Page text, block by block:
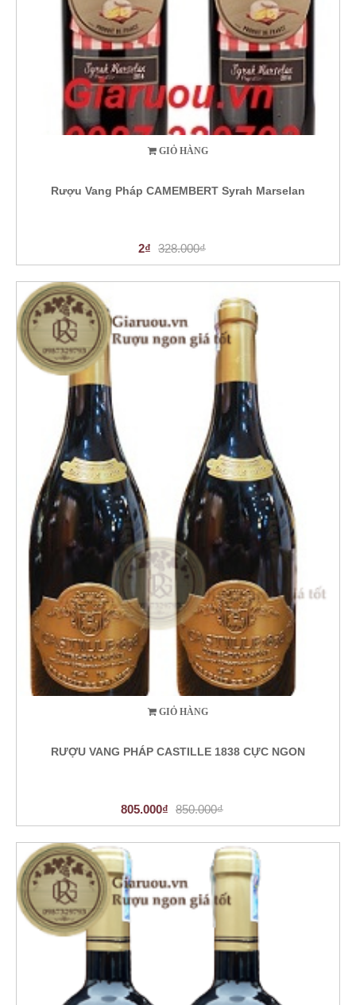
GIỎ HÀNG
Rượu Vang Pháp CAMEMBERT Syrah Marselan
2₫ 328.000₫
GIỎ HÀNG
RƯỢU VANG PHÁP CASTILLE 1838 CỰC NGON
805.000₫ 850.000₫